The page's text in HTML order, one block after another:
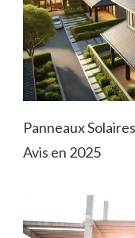
Panneaux
Avis en 2025